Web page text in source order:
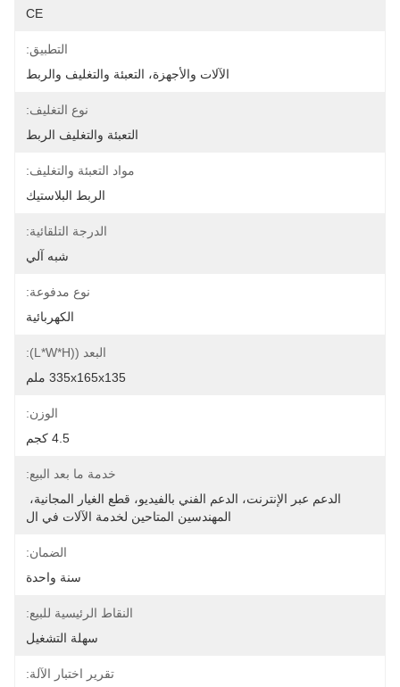
CE
التطبيق:
الآلات والأجهزة، التعبئة والتغليف والربط
نوع التغليف:
التعبئة والتغليف الربط
مواد التعبئة والتغليف:
الربط البلاستيك
الدرجة التلقائية:
شبه آلي
نوع مدفوعة:
الكهربائية
البعد ((L*W*H):
335x165x135 ملم
الوزن:
4.5 كجم
خدمة ما بعد البيع:
المهندسين المتاحين لخدمة الآلات في ال
الضمان:
سنة واحدة
النقاط الرئيسية للبيع:
سهلة التشغيل
تقرير اختبار الآلة: